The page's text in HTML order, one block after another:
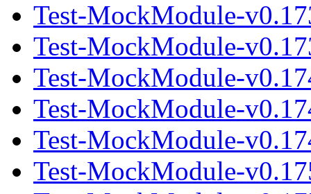
Test-MockModule-
Test-MockModule-
Test-MockModule-
Test-MockModule-
Test-MockModule-
Test-MockModule-